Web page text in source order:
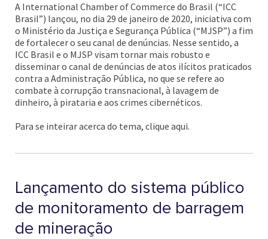
A International Chamber of Commerce do Brasil (“ICC
Brasil”) lançou, no dia 29 de janeiro de 2020, iniciativa com
o Ministério da Justiça e Segurança Pública (“MJSP”) a fim
de fortalecer o seu canal de denúncias. Nesse sentido, a
ICC Brasil e o MJSP visam tornar mais robusto e
disseminar o canal de denúncias de atos ilícitos praticados
contra a Administração Pública, no que se refere ao
combate à corrupção transnacional, à lavagem de
dinheiro, à pirataria e aos crimes cibernéticos.
Para se inteirar acerca do tema, clique aqui.
Lançamento do sistema público
de monitoramento de barragem
de mineração